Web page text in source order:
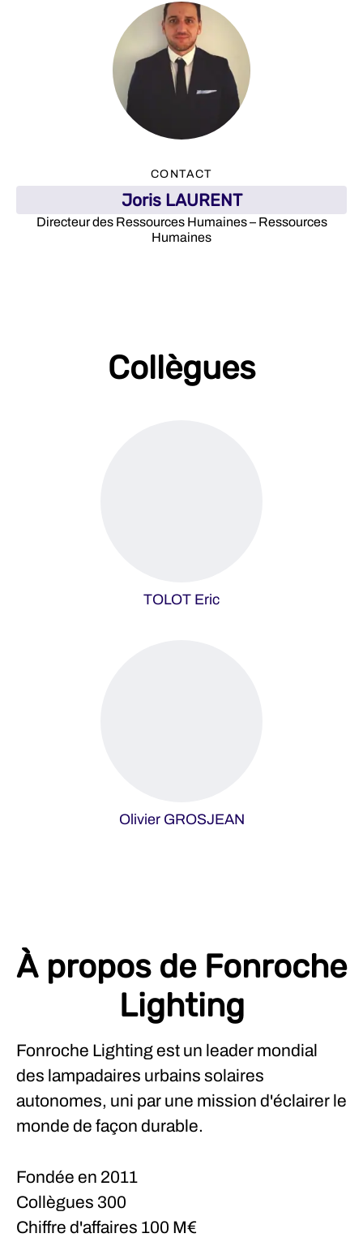
CONTACT
Joris LAURENT
Directeur des Ressources Humaines – Ressources
Humaines
Collègues
TOLOT Eric
Olivier GROSJEAN
À propos de Fonroche
Lighting
Fonroche Lighting est un leader mondial
des lampadaires urbains solaires
autonomes, uni par une mission d'éclairer le
monde de façon durable.
Fondée en 2011
Collègues 300
Chiffre d'affaires 100 M€